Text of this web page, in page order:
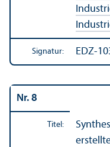
Signatur: EDZ-
Nr. 8
Titel: